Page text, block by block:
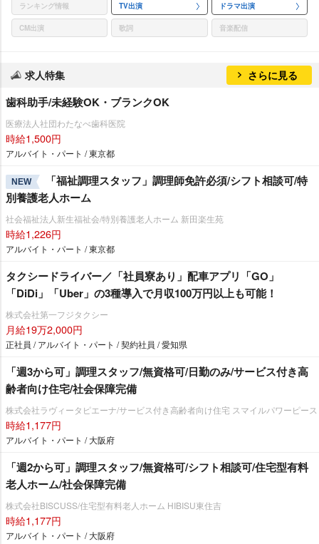
ランキング情報 TV出演 ドラマ出演
CM出演 歌詞 音楽配信
求人特集 さらに見る
歯科助手/未経験OK・ブランクOK
医療法人社団わたなべ歯科医院
時給1,500円
アルバイト・パート / 東京都
NEW
「福祉調理スタッフ」調理師免許必須/シフト相談可/特
別養護老人ホーム
社会福祉法人新生福祉会/特別養護老人ホーム 新田楽生苑
時給1,226円
アルバイト・パート / 東京都
タクシードライバー／「社員寮あり」配車アプリ「GO」
「DiDi」「Uber」の3種導入で月収100万円以上も可能！
株式会社第一フジタクシー
月給19万2,000円
正社員 / アルバイト・パート / 契約社員 / 愛知県
「週3から可」調理スタッフ/無資格可/日勤のみ/サービス付き高
齢者向け住宅/社会保障完備
株式会社ラヴィータピエーナ/サービス付き高齢者向け住宅 スマイルパワーピース
時給1,177円
アルバイト・パート / 大阪府
「週2から可」調理スタッフ/無資格可/シフト相談可/住宅型有料
老人ホーム/社会保障完備
株式会社BISCUSS/住宅型有料老人ホーム HIBISU東住吉
時給1,177円
アルバイト・パート / 大阪府